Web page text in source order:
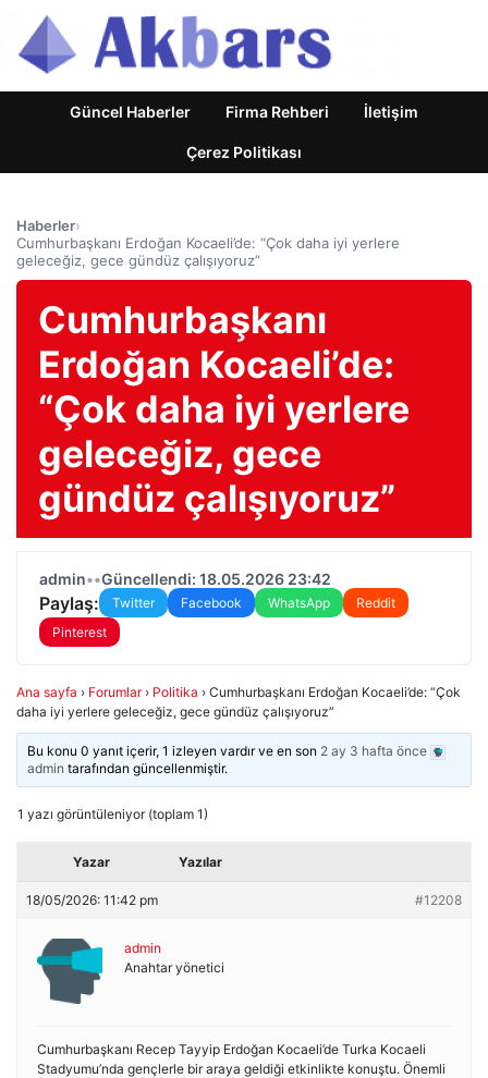
Güncel Haberler Firma Rehberi İletişim
Çerez Politikası
Haberler›
Cumhurbaşkanı Erdoğan Kocaeli’de: “Çok daha iyi yerlere
geleceğiz, gece gündüz çalışıyoruz”
Cumhurbaşkanı
Erdoğan Kocaeli’de:
“Çok daha iyi yerlere
geleceğiz, gece
gündüz çalışıyoruz”
admin••Güncellendi: 18.05.2026 23:42
Paylaş: Twitter Facebook WhatsApp
Reddit
Pinterest
Ana sayfa › Forumlar › Politika › Cumhurbaşkanı Erdoğan Kocaeli’de: “Çok
daha iyi yerlere geleceğiz, gece gündüz çalışıyoruz”
Bu konu 0 yanıt içerir, 1 izleyen vardır ve en son 2 ay 3 hafta önce
admin tarafından güncellenmiştir.
1 yazı görüntüleniyor (toplam 1)
Yazar Yazılar
18/05/2026: 11:42 pm #12208
admin
Anahtar yönetici
Cumhurbaşkanı Recep Tayyip Erdoğan Kocaeli’de Turka Kocaeli
Stadyumu’nda gençlerle bir araya geldiği etkinlikte konuştu. Önemli